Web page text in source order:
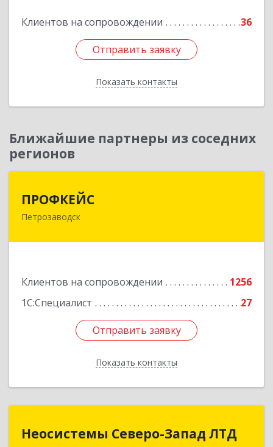
Клиентов на сопровождении 36
Отправить заявку
Показать контакты
Отправить заявку
Назад
Ближайшие партнеры из соседних
регионов
ПРОФКЕЙС
Петрозаводск
Клиентов на сопровождении
1256
1С:Специалист
27
Отправить заявку
Показать контакты
185035, Карелия Респ, Петрозаводск г, Красная
Отправить заявку
Назад
Неосистемы Северо-Запад ЛТД